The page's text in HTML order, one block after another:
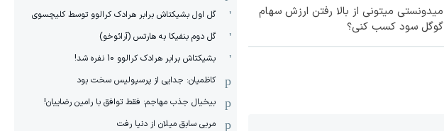
میدونستی میتونی از بالا رفتن ارزش سهام
گوگل سود کسب کنی؟
گل اول بشیکتاش برابر هرادک کرالوو توسط کلیچسوی
گل دوم بنفیکا به هارتس (آرائوخو)
بشیکتاش برابر هرادک کرالوو 10 نفره شد!
کاظمیان: جدایی از پرسپولیس سخت بود
بیخیال جذب مهاجم: فقط توافق با رامین رضاییان!
مربی سابق میلان از دنیا رفت